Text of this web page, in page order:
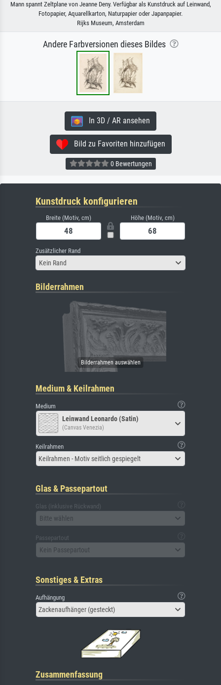
Mann spannt Zeltplane von Jeanne Deny. Verfügbar als Kunstdruck auf Leinwand,
Fotopapier, Aquarellkarton, Naturpapier oder Japanpapier.
Rijks Museum, Amsterdam
Andere Farbversionen dieses Bildes
In 3D / AR ansehen
Bild zu Favoriten hinzufügen
0 Bewertungen
Kunstdruck konfigurieren
Breite (Motiv, cm) Höhe (Motiv, cm)
Zusätzlicher Rand
Kein Rand
Bilderrahmen
Medium & Keilrahmen
Medium
Leinwand Leonardo (Satin)
(Canvas Venezia)
Keilrahmen
Keilrahmen - Motiv seitlich gespiegelt
Glas & Passepartout
Glas (inklusive Rückwand)
Bitte wählen
Passepartout
Kein Passepartout
Sonstiges & Extras
Aufhängung
Zackenaufhänger (gesteckt)
Zusammenfassung